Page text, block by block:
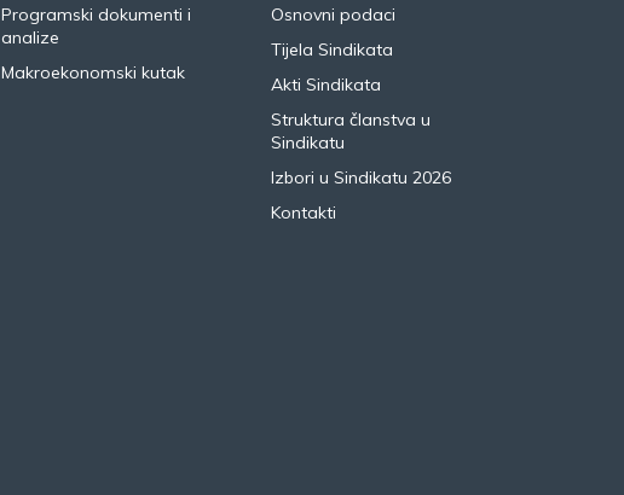
Programski dokumenti i
analize
Makroekonomski kutak
Osnovni podaci
Tijela Sindikata
Akti Sindikata
Struktura članstva u
Sindikatu
Izbori u Sindikatu 2026
Kontakti